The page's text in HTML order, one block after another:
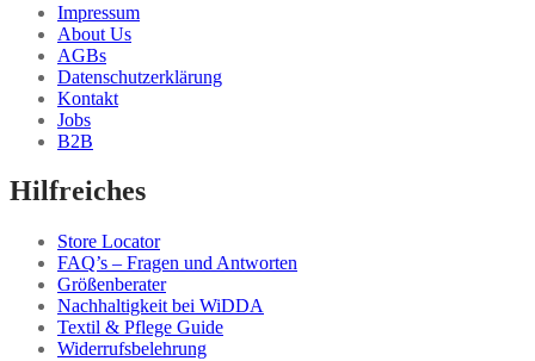
Impressum
About Us
AGBs
Datenschutzerklärung
Kontakt
Jobs
B2B
Hilfreiches
Store Locator
FAQ’s – Fragen und Antworten
Größenberater
Nachhaltigkeit bei WiDDA
Textil & Pflege Guide
Widerrufsbelehrung